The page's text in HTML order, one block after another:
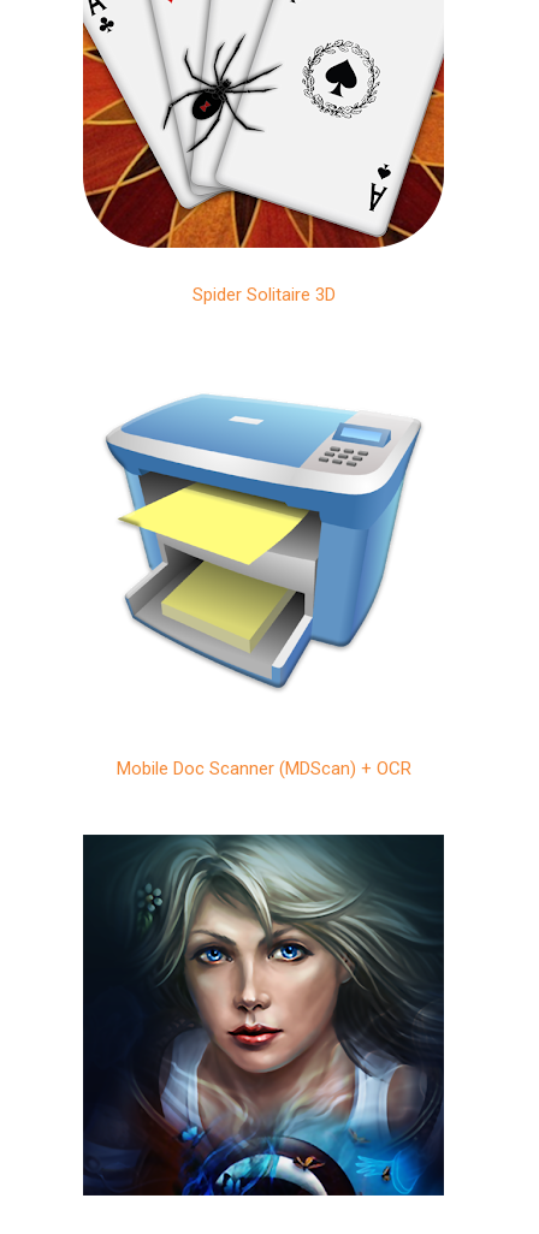
Spider Solitaire 3D
Mobile Doc Scanner (MDScan) + OCR